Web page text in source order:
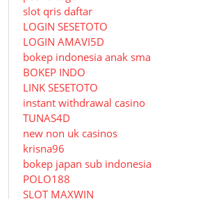
slot qris daftar
LOGIN SESETOTO
LOGIN AMAVI5D
bokep indonesia anak sma
BOKEP INDO
LINK SESETOTO
instant withdrawal casino
TUNAS4D
new non uk casinos
krisna96
bokep japan sub indonesia
POLO188
SLOT MAXWIN